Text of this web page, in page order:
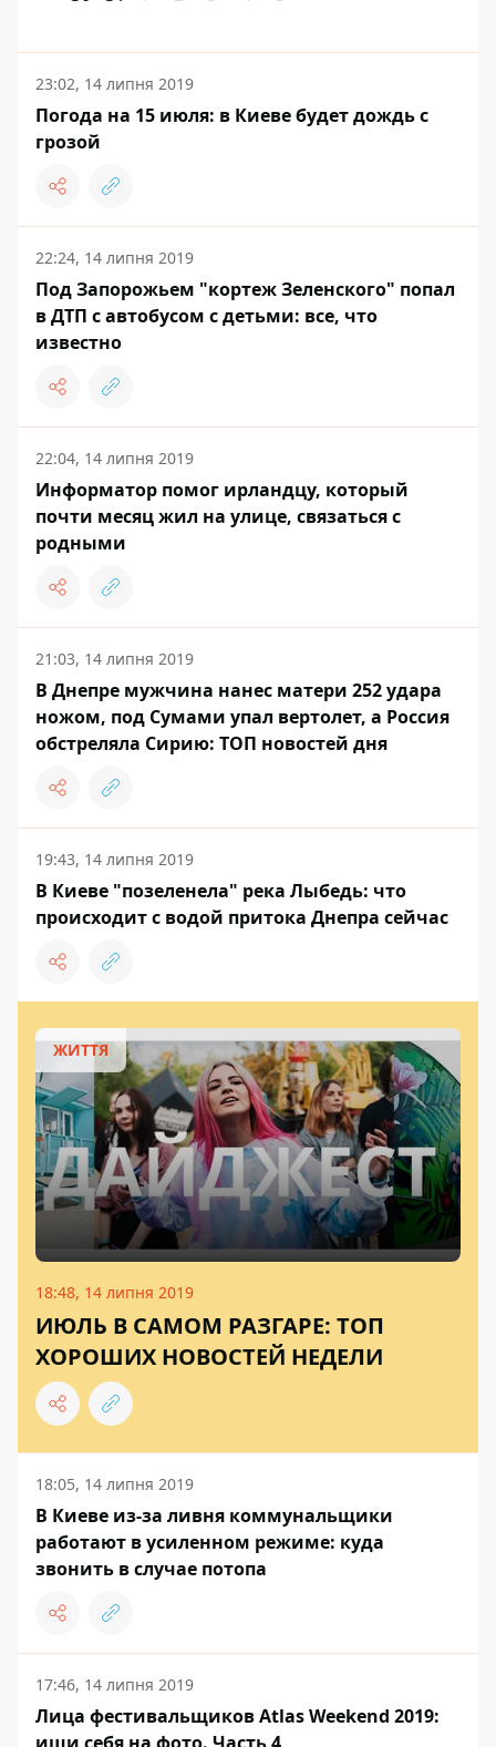
23:02, 14 липня 2019
Погода на 15 июля: в Киеве будет дождь с
грозой
22:24, 14 липня 2019
Под Запорожьем "кортеж Зеленского" попал
в ДТП с автобусом с детьми: все, что
известно
22:04, 14 липня 2019
Информатор помог ирландцу, который
почти месяц жил на улице, связаться с
родными
21:03, 14 липня 2019
В Днепре мужчина нанес матери 252 удара
ножом, под Сумами упал вертолет, а Россия
обстреляла Сирию: ТОП новостей дня
19:43, 14 липня 2019
В Киеве "позеленела" река Лыбедь: что
происходит с водой притока Днепра сейчас
ЖИТТЯ
18:48, 14 липня 2019
ИЮЛЬ В САМОМ РАЗГАРЕ: ТОП
ХОРОШИХ НОВОСТЕЙ НЕДЕЛИ
18:05, 14 липня 2019
В Киеве из-за ливня коммунальщики
работают в усиленном режиме: куда
звонить в случае потопа
17:46, 14 липня 2019
Лица фестивальщиков Atlas Weekend 2019: